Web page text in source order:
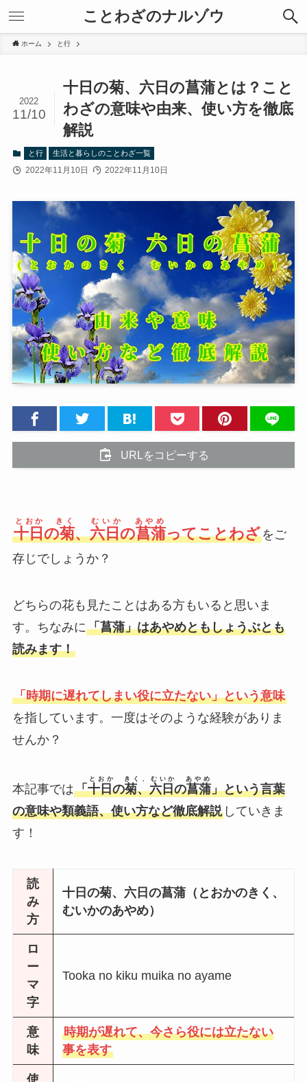
ことわざのナルゾウ
ホーム と行
十日の菊、六日の菖蒲とは？こと
わざの意味や由来、使い方を徹底
解説
2022
11/10
と行 生活と暮らしのことわざ一覧
2022年11月10日 2022年11月10日
URLをコピーする
十日の菊
とおか きく
、六日の菖蒲
むいか あやめ
ってことわざをご
存じでしょうか？
どちらの花も見たことはある方もいると思いま
す。ちなみに「菖蒲」はあやめともしょうぶとも
読みます！
「時期に遅れてしまい役に立たない」という意味
を指しています。一度はそのような経験がありま
せんか？
本記事では「十日の菊、六日の菖蒲
とおか きく、むいか あやめ
」という言葉
の意味や類義語、使い方など徹底解説していきま
す！
読
み
方
十日の菊、六日の菖蒲 （とおかのきく、
むいかのあやめ）
ロ
ー
マ
字
Tooka no kiku muika no ayame
意
味
時期が遅れて、今さら役には立たない
事を表す
使